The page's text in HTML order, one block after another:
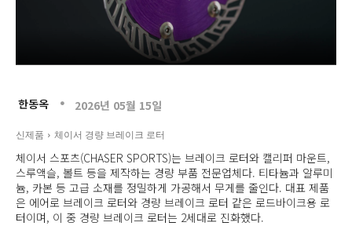
한동옥 2026년 05월 15일
신제품 체이서 경량 브레이크 로터
체이서 스포츠(CHASER SPORTS)는 브레이크 로터와 캘리퍼 마운트,
스루액슬, 볼트 등을 제작하는 경량 부품 전문업체다. 티타늄과 알루미
늄, 카본 등 고급 소재를 정밀하게 가공해서 무게를 줄인다. 대표 제품
은 에어로 브레이크 로터와 경량 브레이크 로터 같은 로드바이크용 로
터이며, 이 중 경량 브레이크 로터는 2세대로 진화했다.